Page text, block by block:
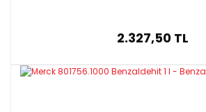
2.327,50 TL